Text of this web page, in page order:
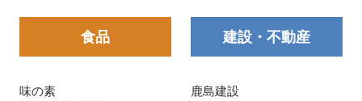
食品
味の素
建設・不動産
鹿島建設